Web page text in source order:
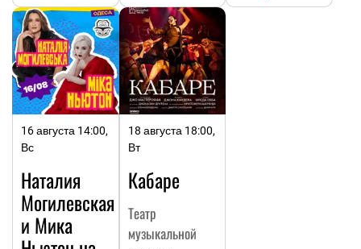
16 августа 14:00,
Вс
Наталия
Могилевская
и Мика
18 августа 18:00,
Вт
Кабаре
Театр
музыкальной